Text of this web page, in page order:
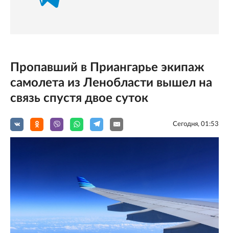
Пропавший в Приангарье экипаж
самолета из Ленобласти вышел на
связь спустя двое суток
Сегодня, 01:53